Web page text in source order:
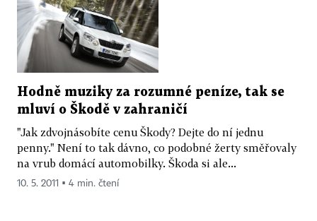
Hodně muziky za rozumné peníze, tak se
mluví o Škodě v zahraničí
"Jak zdvojnásobíte cenu Škody? Dejte do ní jednu
penny." Není to tak dávno, co podobné žerty směřovaly
na vrub domácí automobilky. Škoda si ale...
10. 5. 2011 ▪ 4 min. čtení